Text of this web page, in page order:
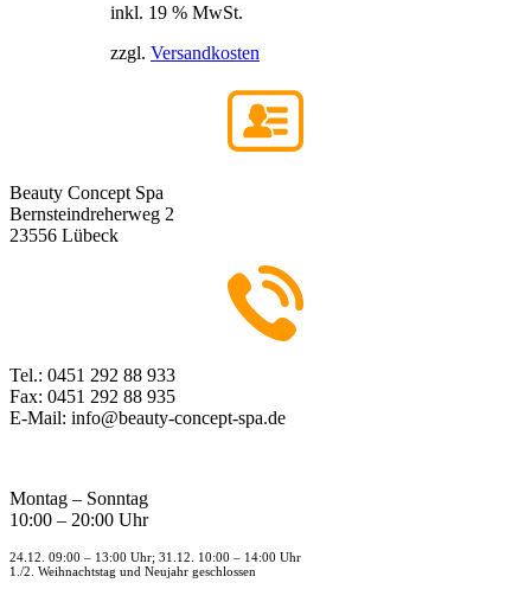
inkl. 19 % MwSt.
zzgl. Versandkosten
Beauty Concept Spa
Bernsteindreherweg 2
23556 Lübeck
Tel.: 0451 292 88 933
Fax: 0451 292 88 935
E-Mail: info@beauty-concept-spa.de
Montag – Sonntag
10:00 – 20:00 Uhr
24.12. 09:00 – 13:00 Uhr; 31.12. 10:00 – 14:00 Uhr
1./2. Weihnachtstag und Neujahr geschlossen